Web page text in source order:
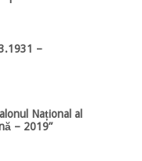
–
Național al
– 2019”